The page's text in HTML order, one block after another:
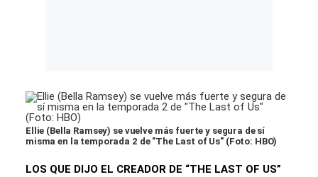
Ellie (Bella Ramsey) se vuelve más fuerte y segura de sí
misma en la temporada 2 de "The Last of Us" (Foto: HBO)
LOS QUE DIJO EL CREADOR DE “THE LAST OF US”